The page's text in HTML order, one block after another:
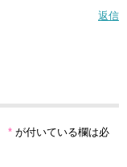
返信
* が付いている欄は必